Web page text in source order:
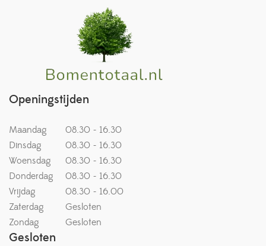
Openingstijden
Maandag
08.30 - 16.30
Dinsdag
08.30 - 16.30
Woensdag
08.30 - 16.30
Donderdag
08.30 - 16.30
Vrijdag
08.30 - 16.00
Zaterdag
Gesloten
Zondag
Gesloten
Gesloten